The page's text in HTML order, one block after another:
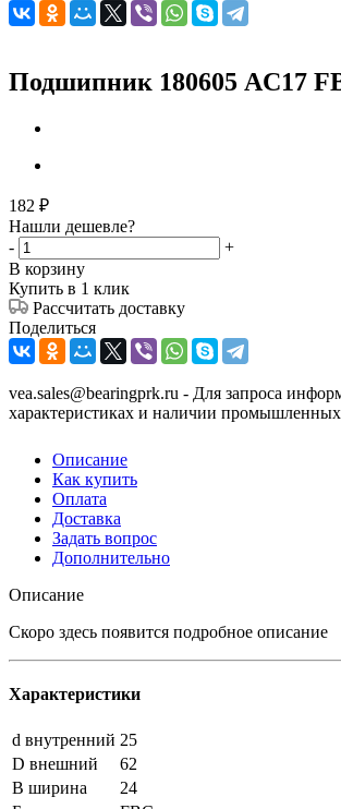
Подшипник 180605 AC17
182 ₽
Нашли дешевле?
-
+
В корзину
Купить в 1 клик
Рассчитать доставку
Поделиться
vea.sales@bearingprk.ru - Для запроса
характеристиках и наличии
Описание
Как купить
Оплата
Доставка
Задать вопрос
Дополнительно
Описание
Скоро здесь появится подробное описание
Характеристики
d внутренний 25
D внешний
62
B ширина
24